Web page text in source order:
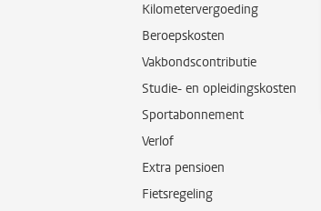
Kilometervergoeding
Beroepskosten
Vakbondscontributie
Studie- en opleidingskosten
Sportabonnement
Verlof
Extra pensioen
Fietsregeling